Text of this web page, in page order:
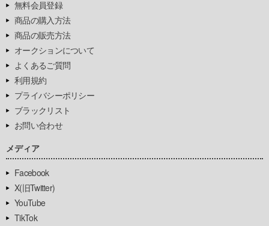
無料会員登録
商品の購入方法
商品の販売方法
オークションについて
よくあるご質問
利用規約
プライバシーポリシー
ブラックリスト
お問い合わせ
メディア
Facebook
X(旧Twitter)
YouTube
TikTok